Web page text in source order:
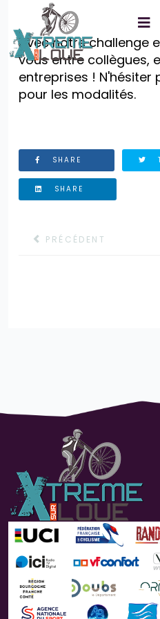
?>
Avec notre challenge
vous entre collègues,
entreprises !
pour les modalités.
SHARE
SHARE
ARTICLE PRÉCÉDENT :
PRÉCÉDENT